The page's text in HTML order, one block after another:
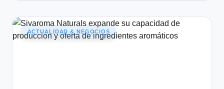
ACTUALIDAD & NEGOCIOS